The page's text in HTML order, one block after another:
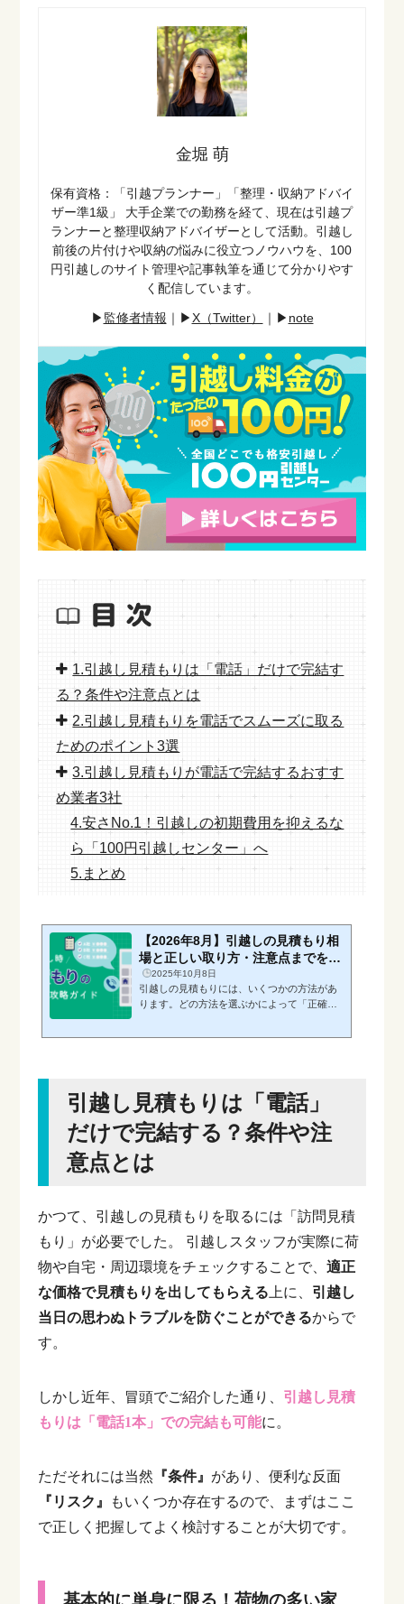
金堀 萌
保有資格：「引越プランナー」「整理・収納アドバイ
ザー準1級」
大手企業での勤務を経て、現在は引越プ
ランナーと整理収納アドバイザーとして活動。引越し
前後の片付けや収納の悩みに役立つノウハウを、100
円引越しのサイト管理や記事執筆を通じて分かりやす
く配信しています。
▶︎ 監修者情報 ｜▶︎X（Twitter） ｜ ▶︎ note
1.引越し見積もりは「電話」だけで完結す
る？条件や注意点とは
2.引越し見積もりを電話でスムーズに取る
ためのポイント3選
3.引越し見積もりが電話で完結するおすす
め業者3社
4.安さNo.1！引越しの初期費用を抑えるな
ら「100円引越しセンター」へ
5.まとめ
【2026年8月】引越しの見積もり相
場と正しい取り方・注意点までを徹
底解説
2025年10月8日
引越しの見積もりには、いくつかの方法があ
ります。どの方法を選ぶかによって「正確
しやすさ」が変わるため、まずは代表的な取
間依頼OK。単身や忙しい方におすすめ。・電
話見積もり：手軽に依頼可能。ただし内容は
曖昧になりがち。・ビデオ通話見積もり：訪
問不要で荷物を画面越しに確認。・一括見積
もり：複数業者に依頼が可能。費用を抑えた
い方に最適。このよ...
引越し見積もりは「電話」
だけで完結する？条件や注
意点とは
かつて、引越しの見積もりを取るには「訪問見積
もり」が必要でした。
引越しスタッフが実際に荷
物や自宅・周辺環境をチェックすることで、適正
な価格で見積もりを出してもらえる 上に、 引越し
当日の思わぬトラブルを防ぐことができるからで
す。
しかし近年、冒頭でご紹介した通り、 引越し見積
もりは「電話1本」での完結も可能に。
ただそれには当然 『条件』 があり、便利な反面
『リスク』
もいくつか存在するので、まずはここ
で正しく把握してよく検討することが大切です。
基本的に単身に限る！荷物の多い家